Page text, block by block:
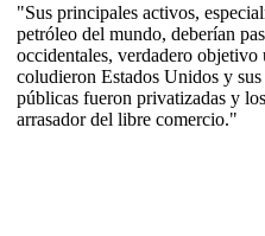
"Sus principales activos,
petróleo del mundo, deberían
occidentales, verdadero
coludieron Estados Unidos y
públicas fueron privatizadas y
arrasador del libre comercio."